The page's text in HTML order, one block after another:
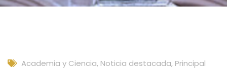
Academia y Ciencia, Noticia destacada, Principal